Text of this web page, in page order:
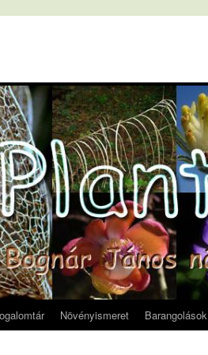
Növényismeret Barangolások